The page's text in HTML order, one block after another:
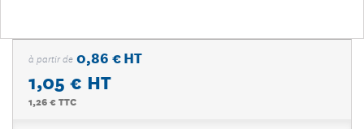
à partir de 0,86 € HT
1,05 € HT
1,26 € TTC